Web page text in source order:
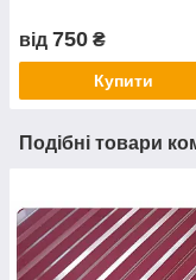
від 750 ₴
Купити
Подібні товари